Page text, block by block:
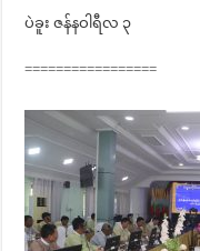
ပဲခူး ဇန်နဝါရီလ ၃
=================